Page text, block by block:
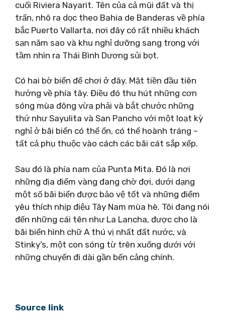
cuối Riviera Nayarit. Tên của cả mũi đất và thị
trấn, nhô ra dọc theo Bahia de Banderas về phía
bắc Puerto Vallarta, nơi đây có rất nhiều khách
sạn năm sao và khu nghỉ dưỡng sang trọng với
tầm nhìn ra Thái Bình Dương sủi bọt.
Có hai bờ biển để chơi ở đây. Mặt tiền đầu tiên
hướng về phía tây. Điều đó thu hút những cơn
sóng mùa đông vừa phải và bắt chước những
thứ như Sayulita và San Pancho với một loạt kỳ
nghỉ ở bãi biển có thể ổn, có thể hoành tráng –
tất cả phụ thuộc vào cách các bãi cát sắp xếp.
Sau đó là phía nam của Punta Mita. Đó là nơi
những địa điểm vàng đang chờ đợi, dưới dạng
một số bãi biển được bảo vệ tốt và những điểm
yêu thích nhịp điệu Tây Nam mùa hè. Tôi đang nói
đến những cái tên như La Lancha, được cho là
bãi biển hình chữ A thú vị nhất đất nước, và
Stinky’s, một con sóng từ trên xuống dưới với
những chuyến đi dài gần bến cảng chính.
Source link